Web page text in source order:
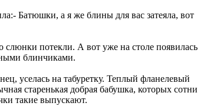
Батюшки, а я же блины для вас затеяла, вот
слюнки потекли. А вот уже на столе появилась
блинчиками.
уселась на табуретку. Теплый фланелевый
старенькая добрая бабушка, которых сотни
такие выпускают.